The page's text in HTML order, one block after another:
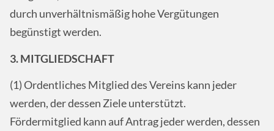
durch unverhältnismäßig hohe Vergütungen
begünstigt werden.
3. MITGLIEDSCHAFT
(1) Ordentliches Mitglied des Vereins kann jeder
werden, der dessen Ziele unterstützt.
Fördermitglied kann auf Antrag jeder werden, dessen